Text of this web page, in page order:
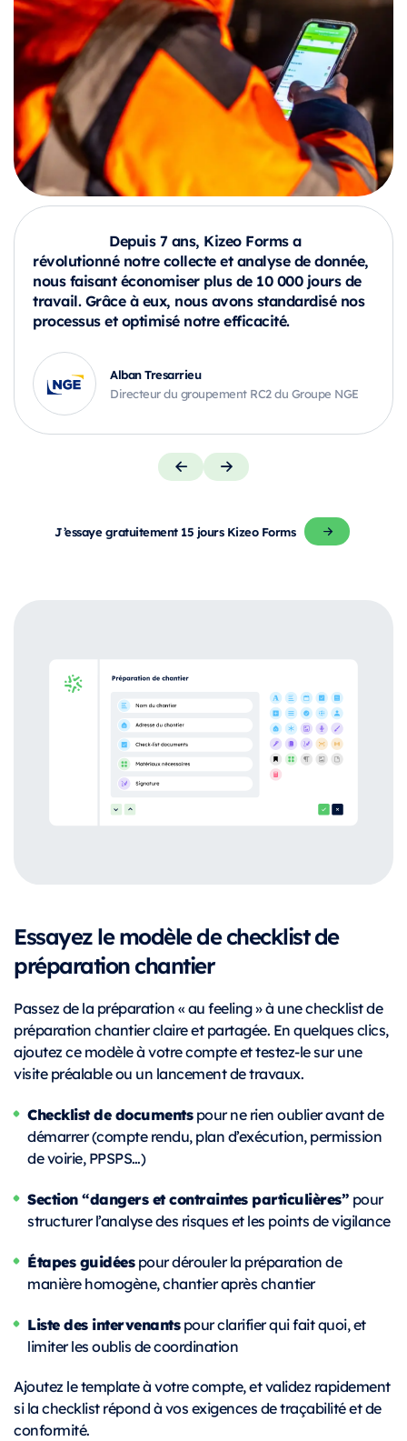
Depuis 7 ans, Kizeo Forms a
révolutionné notre collecte et analyse de donnée,
nous faisant économiser plus de 10 000 jours de
travail. Grâce à eux, nous avons standardisé nos
processus et optimisé notre efficacité.
Alban Tresarrieu
Directeur du groupement RC2 du Groupe NGE
J’essaye gratuitement 15 jours Kizeo Forms
Essayez le modèle de checklist de
préparation chantier
Passez de la préparation « au feeling » à une checklist de
préparation chantier claire et partagée. En quelques clics,
ajoutez ce modèle à votre compte et testez-le sur une
visite préalable ou un lancement de travaux.
Checklist de documentspour ne rien oublier avant de
démarrer (compte rendu, plan d’exécution, permission
de voirie, PPSPS…)
Section “dangers et contraintes particulières” pour
structurer l’analyse des risques et les points de vigilance
Étapes guidéespour dérouler la préparation de
manière homogène, chantier après chantier
Liste des intervenantspour clarifier qui fait quoi, et
limiter les oublis de coordination
Ajoutez le template à votre compte, et validez rapidement
si la checklist répond à vos exigences de traçabilité et de
conformité.